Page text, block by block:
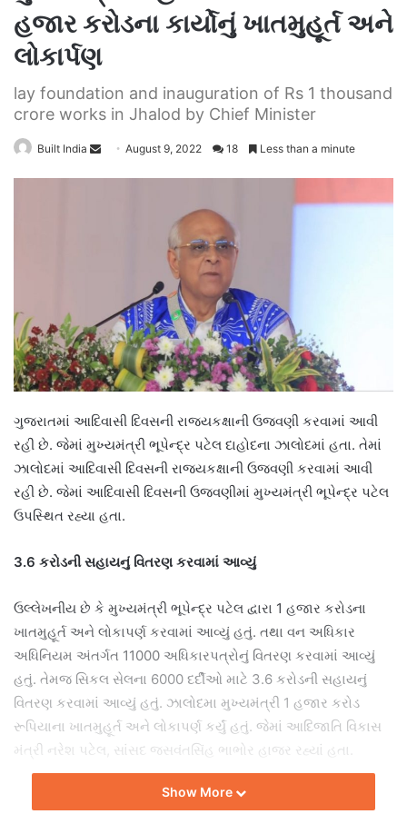
હજાર કરોડના કાર્યોનું ખાતમુહૂર્ત અને
લોકાર્પણ
lay foundation and inauguration of Rs 1 thousand
crore works in Jhalod by Chief Minister
Built India
SendAugust 9, 2022 18 Less than a minute
ગુજરાતમાં આદિવાસી દિવસની રાજ્યકક્ષાની ઉજવણી કરવામાં આવી
રહી છે. જેમાં મુખ્યમંત્રી ભૂપેન્દ્ર પટેલ દાહોદના ઝાલોદમાં હતા. તેમાં
ઝાલોદમાં આદિવાસી દિવસની રાજ્યકક્ષાની ઉજવણી કરવામાં આવી
રહી છે. જેમાં આદિવાસી દિવસની ઉજવણીમાં મુખ્યમંત્રી ભૂપેન્દ્ર પટેલ
ઉપસ્થિત રહ્યા હતા.
3.6 કરોડની સહાયનું વિતરણ કરવામાં આવ્યું
ઉલ્લેખનીય છે કે મુખ્યમંત્રી ભૂપેન્દ્ર પટેલ દ્વારા 1 હજાર કરોડના
ખાતમુહૂર્ત અને લોકાપર્ણ કરવામાં આવ્યું હતું. તથા વન અધિકાર
અધિનિયમ અંતર્ગત 11000 અધિકારપત્રોનું વિતરણ કરવામાં આવ્યું
હતું. તેમજ સિકલ સેલના 6000 દર્દીઓ માટે 3.6 કરોડની સહાયનું
વિતરણ કરવામાં આવ્યું હતું. ઝાલોદમા મુખ્યમંત્રી 1 હજાર કરોડ
રૂપિયાના ખાતમુહૂર્ત અને લોકાપર્ણ કર્યું હતું. જેમાં આદિજાતિ વિકાસ
મંત્રી નરેશ પટેલ, સાંસદ જસવંતસિંહ ભાભોર હાજર રહ્યાં હતા.
વન અધિકાર અધિનિયમ અંતર્ગત11000 અધિકારપત્રોનું વિતરણ
Show More